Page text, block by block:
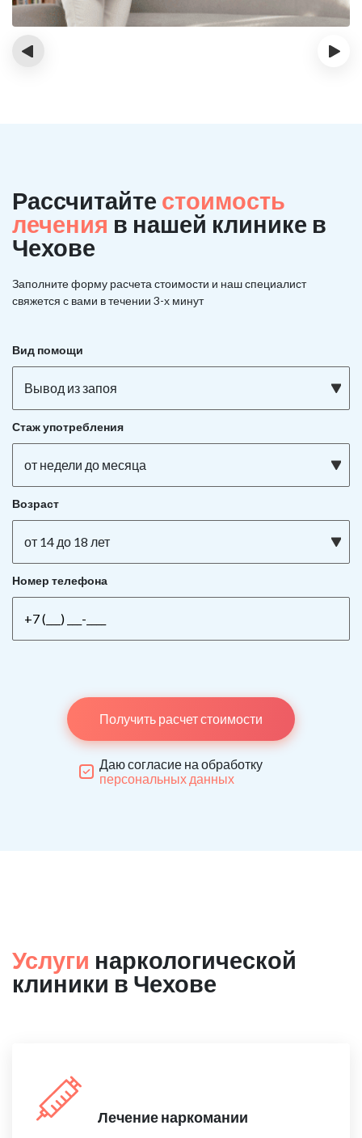
‹ ›
Рассчитайте стоимость
лечения в нашей клинике в
Чехове
Заполните форму расчета стоимости и нашспециалист
свяжется с вами в течении 3-х минут
Вид помощи
Вывод из запоя
Стаж употребления
от недели до месяца
Возраст
от 14 до 18 лет
Номер телефона
Получить расчет стоимости
Даю согласие на обработку
персональных данных
Услуги наркологической
клиники в Чехове
Лечение наркомании